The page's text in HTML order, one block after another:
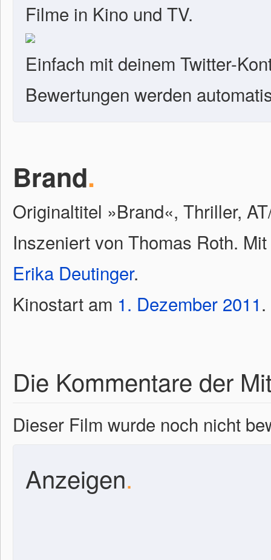
Filme in Kino und TV.
Einfach mit deinem Twitter-
Bewertungen werden
Brand.
Originaltitel »Brand«, Thriller,
Inszeniert von Thomas Roth. Mit
Erika Deutinger.
Kinostart am 1. Dezember 2011.
Die Kommentare der
Dieser Film wurde noch nicht
Anzeigen.